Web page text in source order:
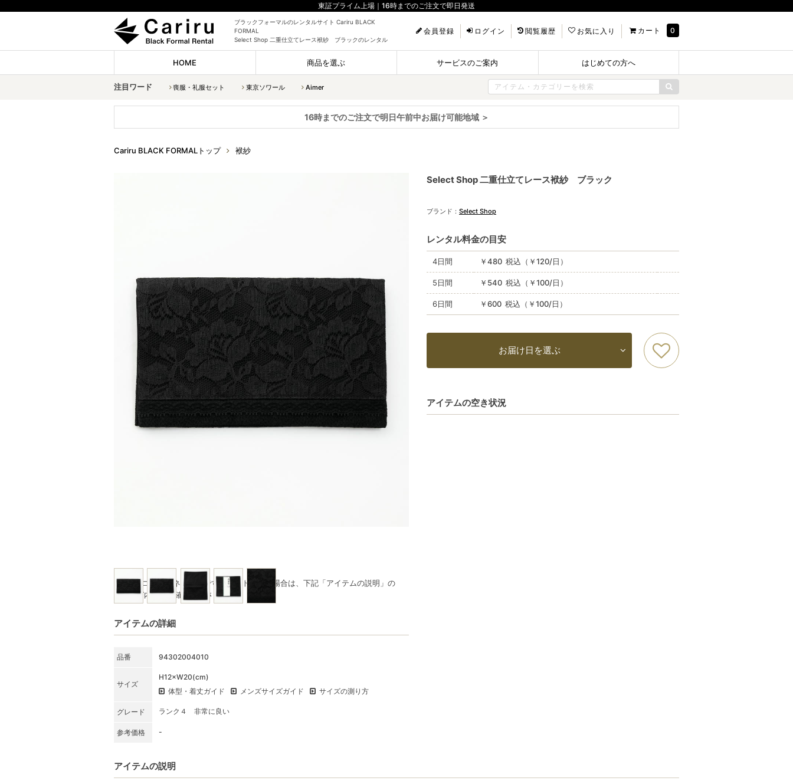
東証プライム上場｜16時までのご注文で即日発送
ブラックフォーマルのレンタルサイト Cariru BLACK
FORMAL
Select Shop 二重仕立てレース袱紗 ブラックのレンタル
会員登録 ログイン 閲覧履歴 お気に入り カート 0
HOME 商品を選ぶ サービスのご案内 はじめての方へ
注目ワード 喪服・礼服セット 東京ソワール Aimer
16時までのご注文で明日午前中お届け可能地域 ＞
Cariru BLACK FORMALトップ 袱紗
※写真はコーディネート例です。セット商品の場合は、下記「アイテムの説明」の
★SET内容をご確認ください
アイテムの詳細
品番 94302004010
サイズ
H12×W20(cm)
体型・着丈ガイド
メンズサイズガイド サイズの測り方
グレード ランク４ 非常に良い
参考価格 -
Select Shop 二重仕立てレース袱紗 ブラック
ブランド： Select Shop
レンタル料金の目安
4日間 ￥480 税込（￥120/日）
5日間 ￥540 税込（￥100/日）
6日間 ￥600 税込（￥100/日）
お届け日を選ぶ
アイテムの空き状況
アイテムの説明